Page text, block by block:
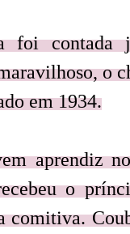
foi contada
o
em 1934.
aprendiz
o